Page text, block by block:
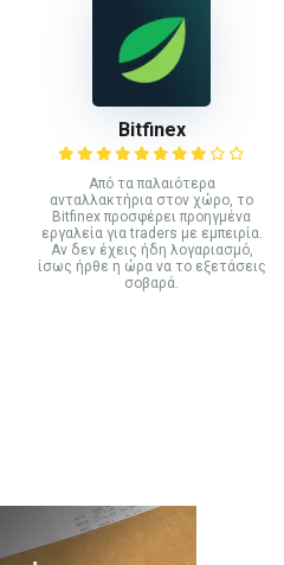
Bitfinex
Από τα παλαιότερα
ανταλλακτήρια στον χώρο, το
Bitfinex προσφέρει προηγμένα
εργαλεία για traders με εμπειρία.
Αν δεν έχεις ήδη λογαριασμό,
ίσως ήρθε η ώρα να το εξετάσεις
σοβαρά.